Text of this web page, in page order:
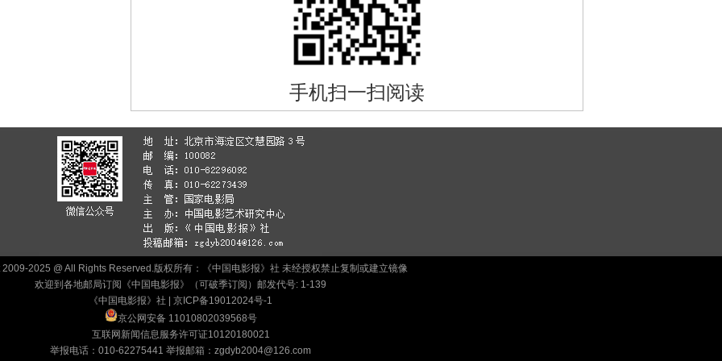
手机扫一扫阅读
2025 @ All Rights Reserved.版权所有：《中国电影报》社 未经授权禁止复制或建立镜像
欢迎到各地邮局订阅《中国电影报》（可破季订阅）邮发代号: 1-139
《中国电影报》社 | 京ICP备19012024号-1
京公网安备 11010802039568号
互联网新闻信息服务许可证10120180021
举报电话：010-62275441 举报邮箱：zgdyb2004@126.com